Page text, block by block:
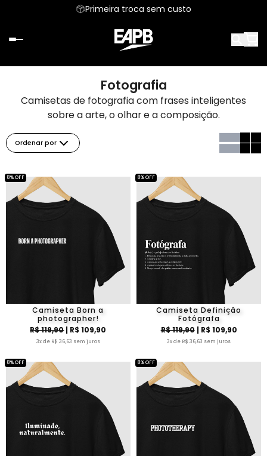
Primeira troca sem custo
Fotografia
Camisetas de fotografia com frases inteligentes
sobre a arte, o olhar e a composição.
Ordenar por
Camiseta Born a
photographer!
R$ 119,90| R$ 109,90
3x de R$ 36,63 sem juros
8% OFF
Camiseta Definição
Fotógrafa
R$ 119,90| R$ 109,90
3x de R$ 36,63 sem juros
8% OFF
8% OFF 8% OFF